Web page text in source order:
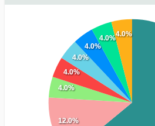
12.0%
4.0%
4.0%
4.0%
4.0%
4.0%
4.0%